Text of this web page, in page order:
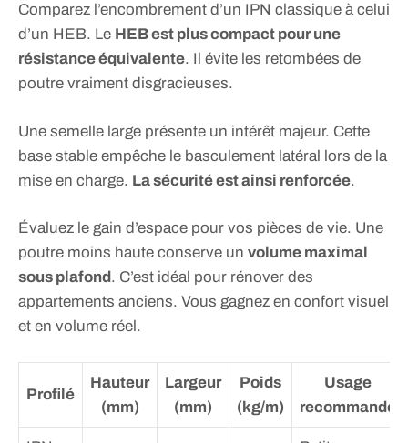
Comparez l’encombrement d’un IPN classique à celui
d’un HEB. Le HEB est plus compact pour une
résistance équivalente. Il évite les retombées de
poutre vraiment disgracieuses.
Une semelle large présente un intérêt majeur. Cette
base stable empêche le basculement latéral lors de la
mise en charge. La sécurité est ainsi renforcée.
Évaluez le gain d’espace pour vos pièces de vie. Une
poutre moins haute conserve un volume maximal
sous plafond. C’est idéal pour rénover des
appartements anciens. Vous gagnez en confort visuel
et en volume réel.
Profilé
Hauteur
(mm)
Largeur
(mm)
Poids
(kg/m)
Usage
recommandé